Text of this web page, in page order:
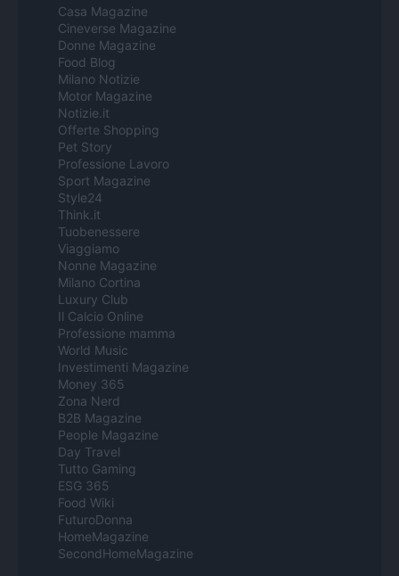
Casa Magazine
Cineverse Magazine
Donne Magazine
Food Blog
Milano Notizie
Motor Magazine
Notizie.it
Offerte Shopping
Pet Story
Professione Lavoro
Sport Magazine
Style24
Think.it
Tuobenessere
Viaggiamo
Nonne Magazine
Milano Cortina
Luxury Club
Il Calcio Online
Professione mamma
World Music
Investimenti Magazine
Money 365
Zona Nerd
B2B Magazine
People Magazine
Day Travel
Tutto Gaming
ESG 365
Food Wiki
FuturoDonna
HomeMagazine
SecondHomeMagazine